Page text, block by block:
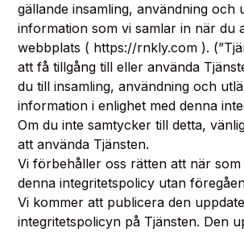
gällande insamling, användning och
information som vi samlar in när du
webbplats ( https://rnkly.com ).
att få tillgång till eller använda
du till insamling, användning och
information i enlighet med denna
Om du inte samtycker till detta,
att använda Tjänsten.
Vi förbehåller oss rätten att när
denna integritetspolicy utan
Vi kommer att publicera den
integritetspolicyn på Tjänsten. Den